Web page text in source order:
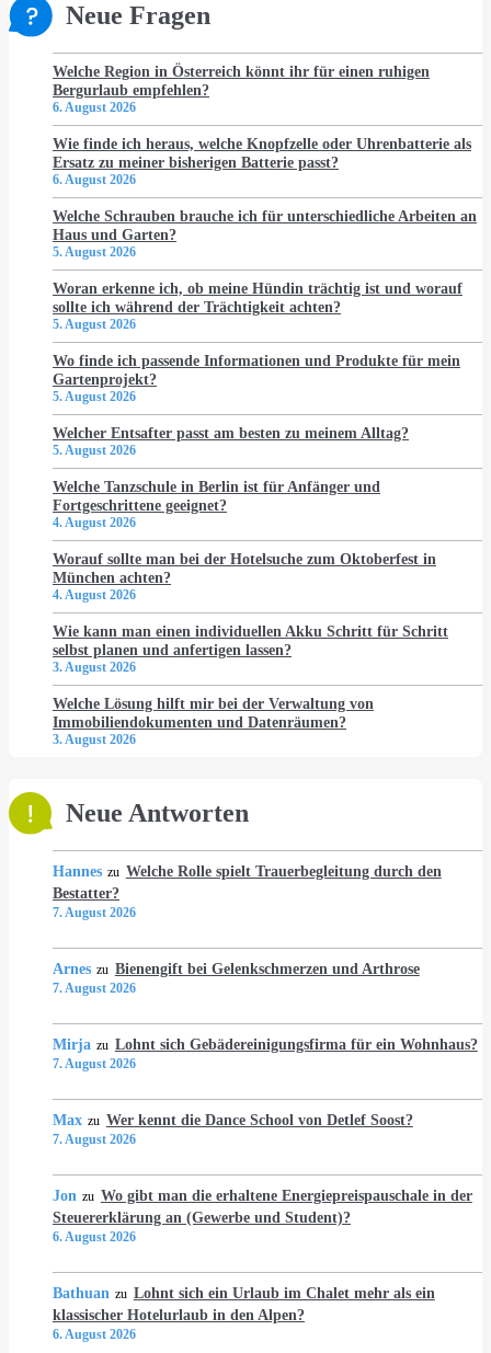
Neue Fragen
Welche Region in Österreich könnt ihr für einen ruhigen
Bergurlaub empfehlen?
6. August 2026
Wie finde ich heraus, welche Knopfzelle oder Uhrenbatterie als
Ersatz zu meiner bisherigen Batterie passt?
6. August 2026
Welche Schrauben brauche ich für unterschiedliche Arbeiten an
Haus und Garten?
5. August 2026
Woran erkenne ich, ob meine Hündin trächtig ist und worauf
sollte ich während der Trächtigkeit achten?
5. August 2026
Wo finde ich passende Informationen und Produkte für mein
Gartenprojekt?
5. August 2026
Welcher Entsafter passt am besten zu meinem Alltag?
5. August 2026
Welche Tanzschule in Berlin ist für Anfänger und
Fortgeschrittene geeignet?
4. August 2026
Worauf sollte man bei der Hotelsuche zum Oktoberfest in
München achten?
4. August 2026
Wie kann man einen individuellen Akku Schritt für Schritt
selbst planen und anfertigen lassen?
3. August 2026
Welche Lösung hilft mir bei der Verwaltung von
Immobiliendokumenten und Datenräumen?
3. August 2026
Neue Antworten
Hannes zu Welche Rolle spielt Trauerbegleitung durch den
Bestatter?
7. August 2026
Arnes zu Bienengift bei Gelenkschmerzen und Arthrose
7. August 2026
Mirja zu Lohnt sich Gebädereinigungsfirma für ein Wohnhaus?
7. August 2026
Max zu Wer kennt die Dance School von Detlef Soost?
7. August 2026
Jon zu Wo gibt man die erhaltene Energiepreispauschale in der
Steuererklärung an (Gewerbe und Student)?
6. August 2026
Bathuan zu Lohnt sich ein Urlaub im Chalet mehr als ein
klassischer Hotelurlaub in den Alpen?
6. August 2026